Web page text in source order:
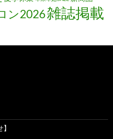
ン2026雑誌掲載